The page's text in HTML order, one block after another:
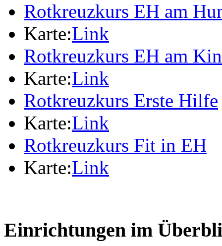
Rotkreuzkurs EH am
Karte:Link
Rotkreuzkurs EH am
Karte:Link
Rotkreuzkurs Erste Hilfe
Karte:Link
Rotkreuzkurs Fit in EH
Karte:Link
Einrichtungen im